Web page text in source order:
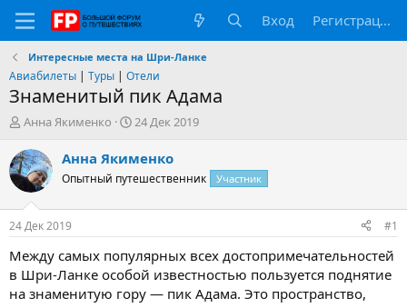
Вход Регистрация
Интересные места на Шри-Ланке
Авиабилеты | Туры | Отели
Знаменитый пик Адама
А
т
о
р
т
е
м
ы
Анна Якименко
Д
т
н
а
л
24 Дек 2019
Анна Якименко
Опытный путешественник Участник
24 Дек 2019 #1
Между самых популярных всех достопримечательностей
в Шри-Ланке особой известностью пользуется поднятие
на знаменитую гору — пик Адама. Это пространство,